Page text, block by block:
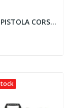
MALETIN PISTOLA CORSO RIGIDO CORSAIR MK1 29CM...